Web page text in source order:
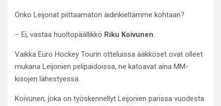
Onko Leijonat piittaamaton äidinkieltämme kohtaan?
– Ei, vastaa huoltopäällikkö Riku Koivunen.
Vaikka Euro Hockey Tourin otteluissa ääkköset ovat olleet
mukana Leijonien pelipaidoissa, ne katoavat aina MM-
kisojen lähestyessä.
Koivunen, joka on työskennellyt Leijonien parissa vuodesta